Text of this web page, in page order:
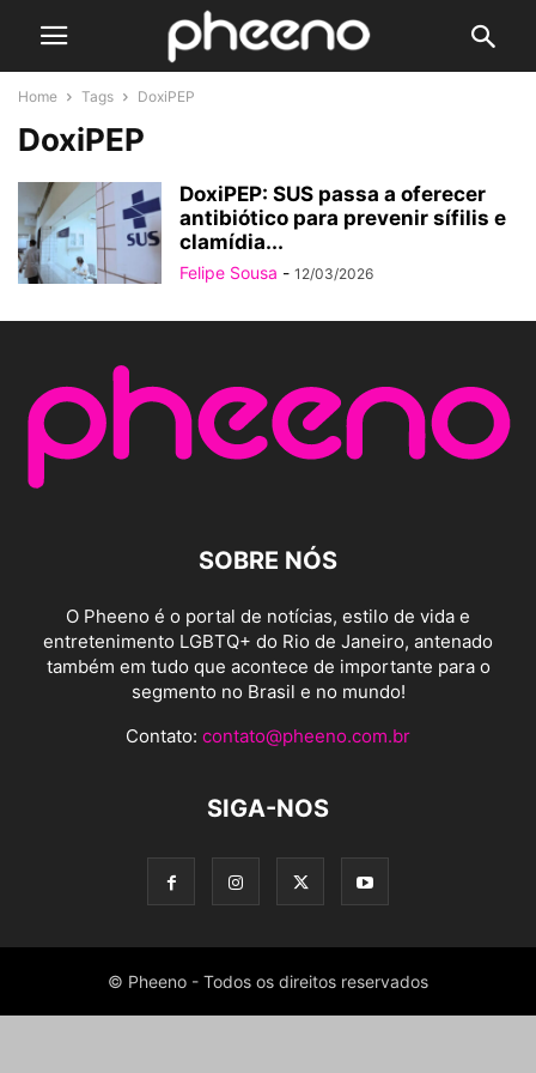
Home Tags DoxiPEP
DoxiPEP
DoxiPEP: SUS passa a oferecer
antibiótico para prevenir sífilis e
clamídia...
Felipe Sousa - 12/03/2026
SOBRE NÓS
O Pheeno é o portal de notícias, estilo de vida e
entretenimento LGBTQ+ do Rio de Janeiro, antenado
também em tudo que acontece de importante para o
segmento no Brasil e no mundo!
Contato: contato@pheeno.com.br
SIGA-NOS
© Pheeno - Todos os direitos reservados